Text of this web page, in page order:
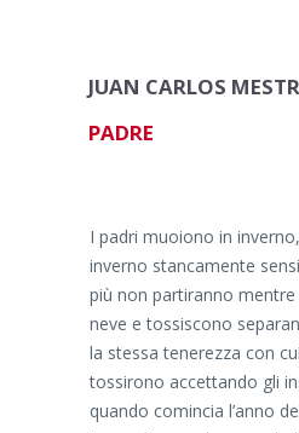
JUAN CARLOS
PADRE
I padri muoiono in
inverno stancamente
più non partiranno mentre
neve e tossiscono
la stessa tenerezza con
tossirono accettando gli
quando comincia l’anno